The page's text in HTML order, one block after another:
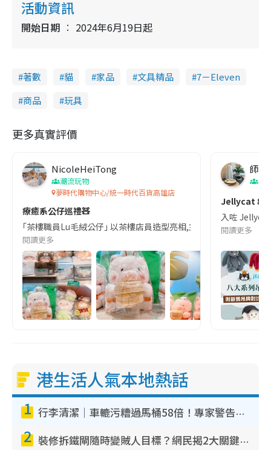
活動資訊
開始日期 2024年6月19日起
著數 貓 家品 文具精品
7－Eleven
商品
玩具
更多真實評價
NicoleHeiTong
潮流玩物
夢時代購物中心/統一時代百貨高雄店
療癒系公仔巡禮🧸
｢茶樓職員Lu毛絨公仔｣ 以茶樓店員造型亮相,主打配件自由拆
閱讀更多
師奶
Jellycat 8大
入咗
閱讀更多
港生活人氣本地熱話
1 行李清潔｜車轆污糟過馬桶58倍！專家警告忌用酒精抹 教1招免污手除菌
2 裝修拆鐵閘隨時變賊人目標？網民揭2大關鍵用途：裝新式等於白裝？附新舊鐵閘分別